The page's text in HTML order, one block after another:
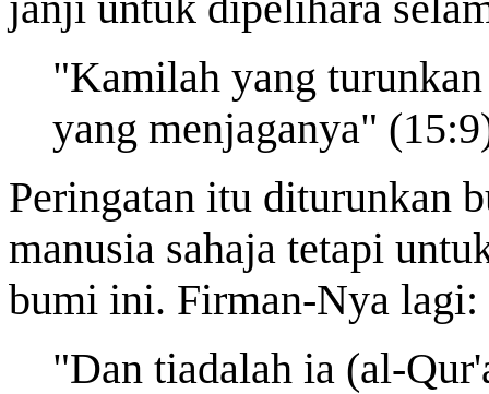
"Kamilah yang
yang menjaganya"
Peringatan itu diturunkan
manusia sahaja tetapi
bumi ini. Firman-Nya lagi:
"Dan tiadalah ia (al-